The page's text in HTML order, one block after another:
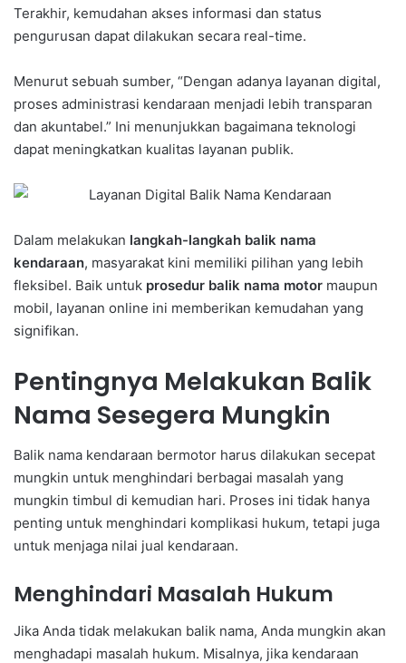
Terakhir, kemudahan akses informasi dan status
pengurusan dapat dilakukan secara real-time.
Menurut sebuah sumber, “Dengan adanya layanan digital,
proses administrasi kendaraan menjadi lebih transparan
dan akuntabel.” Ini menunjukkan bagaimana teknologi
dapat meningkatkan kualitas layanan publik.
Dalam melakukan langkah-langkah balik nama
kendaraan, masyarakat kini memiliki pilihan yang lebih
fleksibel. Baik untuk prosedur balik nama motor maupun
mobil, layanan online ini memberikan kemudahan yang
signifikan.
Pentingnya Melakukan Balik
Nama Sesegera Mungkin
Balik nama kendaraan bermotor harus dilakukan secepat
mungkin untuk menghindari berbagai masalah yang
mungkin timbul di kemudian hari. Proses ini tidak hanya
penting untuk menghindari komplikasi hukum, tetapi juga
untuk menjaga nilai jual kendaraan.
Menghindari Masalah Hukum
Jika Anda tidak melakukan balik nama, Anda mungkin akan
menghadapi masalah hukum. Misalnya, jika kendaraan